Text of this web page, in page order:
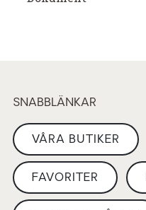
SNABBLÄNKAR
VÅRA BUTIKER
FAVORITER